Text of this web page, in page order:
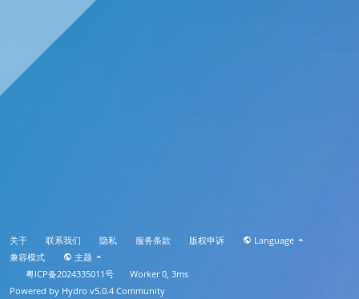
关于 联系我们 隐私 服务条款 版权申诉
Language
兼容模式
主题
粤ICP备2024335011号
Worker 0, 3ms
Powered by Hydro v5.0.4 Community